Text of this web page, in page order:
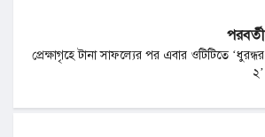
পরবর্তী
প্রেক্ষাগৃহে টানা সাফল্যের পর এবার ওটিটিতে ‘ধুরন্ধর
২’